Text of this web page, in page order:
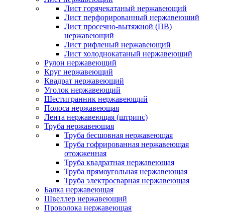
Лист горячекатаный нержавеющий
Лист перфорированный нержавеющий
Лист просечно-вытяжной (ПВ)
нержавеющий
Лист рифленый нержавеющий
Лист холоднокатаный нержавеющий
Рулон нержавеющий
Круг нержавеющий
Квадрат нержавеющий
Уголок нержавеющий
Шестигранник нержавеющий
Полоса нержавеющая
Лента нержавеющая (штрипс)
Труба нержавеющая
Труба бесшовная нержавеющая
Труба гофрированная нержавеющая
отожженная
Труба квадратная нержавеющая
Труба прямоугольная нержавеющая
Труба электросварная нержавеющая
Балка нержавеющая
Швеллер нержавеющий
Проволока нержавеющая